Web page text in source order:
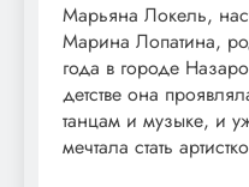
Марьяна Локель,
Марина Лопатина,
года в городе
детстве она
танцам и музыке, и
мечтала стать